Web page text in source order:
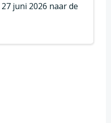
juni 2026 naar de